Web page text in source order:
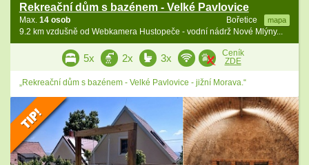
Rekreační dům s bazénem - Velké Pavlovice
Bořetice mapa
Max. 14 osob
9.2 km vzdušně od Webkamera Hustopeče - vodní nádrž Nové Mlýny...
5x 2x 3x
Ceník
ZDE
„Rekreační dům s bazénem - Velké Pavlovice - jižní Morava.“